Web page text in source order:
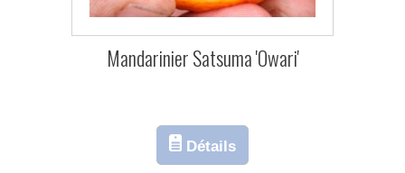
Mandarinier Satsuma 'Owari'
Détails